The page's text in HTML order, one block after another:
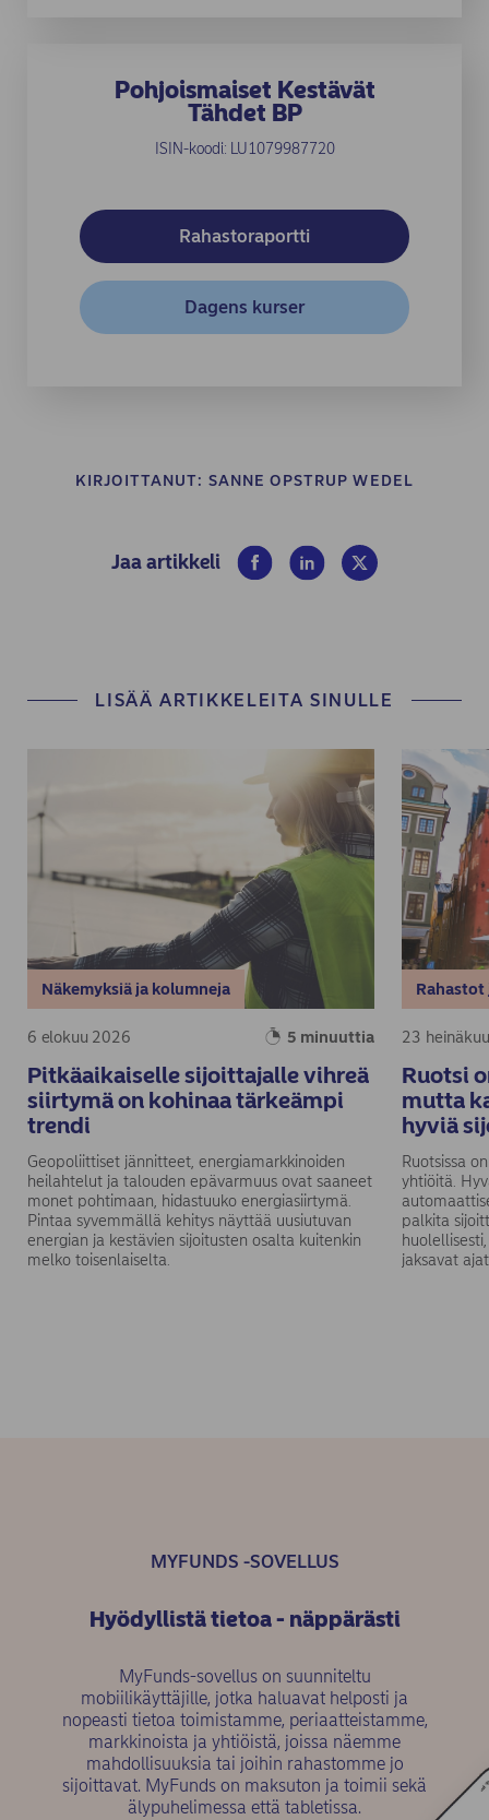
Pohjoismaiset Kestävät
Tähdet BP
ISIN-koodi: LU1079987720
Rahastoraportti(opens in new
Dagens kurser(opens in new
KIRJOITTANUT: SANNE OPSTRUP WEDEL
Jaa artikkeli (opens in new window)
(opens in new window)
(opens in new
LISÄÄ ARTIKKELEITA SINULLE
Näkemyksiä ja kolumneja
6 elokuu 2026 5 minuuttia
Pitkäaikaiselle sijoittajalle vihreä
siirtymä on kohinaa tärkeämpi
trendi
Geopoliittiset jännitteet, energiamarkkinoiden
heilahtelut ja talouden epävarmuus ovat saaneet
monet pohtimaan, hidastuuko energiasiirtymä.
Pintaa syvemmällä kehitys näyttää uusiutuvan
energian ja kestävien sijoitusten osalta kuitenkin
melko toisenlaiselta.
23
Ruotsi
mutta
hyviä
Ruotsissa
yhtiöitä.
palkita
jaksavat
MYFUNDS -SOVELLUS
Hyödyllistä tietoa - näppärästi
MyFunds-sovellus on suunniteltu
mobiilikäyttäjille, jotka haluavat helposti ja
nopeasti tietoa toimistamme, periaatteistamme,
markkinoista ja yhtiöistä, joissa näemme
mahdollisuuksia tai joihin rahastomme jo
sijoittavat. MyFunds on maksuton ja toimii sekä
älypuhelimessa että tabletissa.